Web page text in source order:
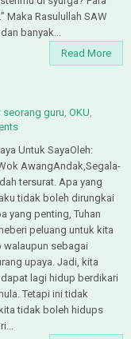
Maka Rasulullah SAW
banyak...
Read More
seorang guru OKU
Untuk SayaOleh:
AwangAndak,Segala-
tersurat. Apa yang
tidak boleh dirungkai
yang penting, Tuhan
peluang untuk kita
walaupun sebagai
upaya. Jadi, kita
lagi hidup berdikari
Tetapi ini tidak
tidak boleh hidups